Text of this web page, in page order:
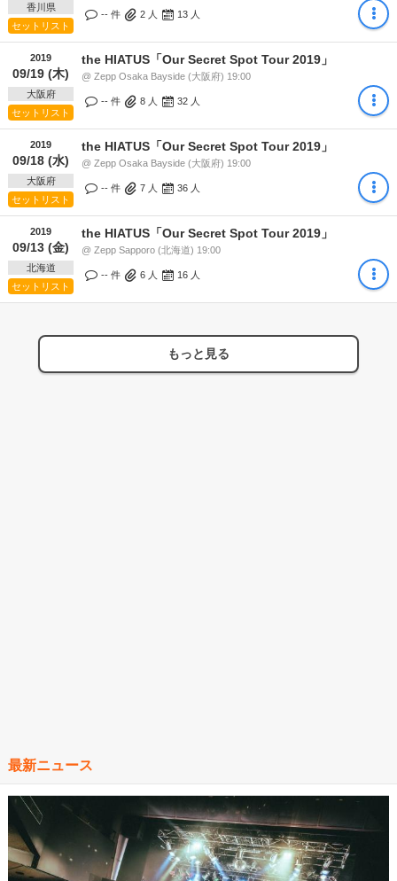
香川県
セットリスト
-- 件 2 人 13 人
2019
09/19 (木)
大阪府
セットリスト
the HIATUS「Our Secret Spot Tour 2019」
@ Zepp Osaka Bayside (大阪府) 19:00
-- 件 8 人 32 人
2019
09/18 (水)
大阪府
セットリスト
the HIATUS「Our Secret Spot Tour 2019」
@ Zepp Osaka Bayside (大阪府) 19:00
-- 件 7 人 36 人
2019
09/13 (金)
北海道
セットリスト
the HIATUS「Our Secret Spot Tour 2019」
@ Zepp Sapporo (北海道) 19:00
-- 件 6 人 16 人
もっと見る
最新ニュース